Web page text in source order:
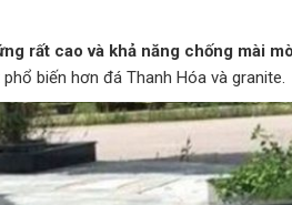
rất cao và khả năng chống mài
biến hơn đá Thanh Hóa và granite.